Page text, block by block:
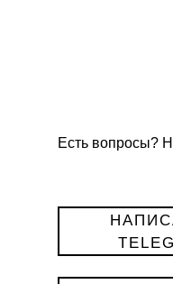
Есть вопросы?